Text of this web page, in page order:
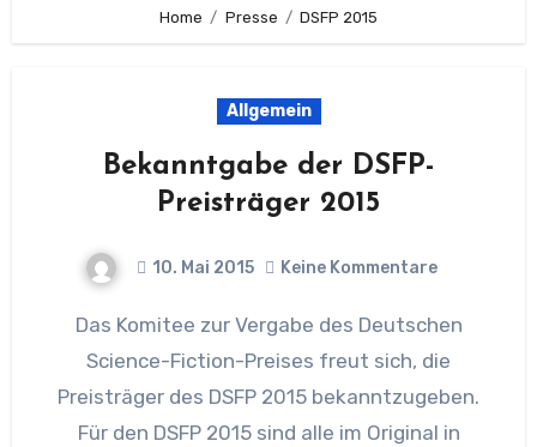
Home Presse DSFP 2015
Allgemein
Bekanntgabe der DSFP-
Preisträger 2015
10. Mai 2015 Keine Kommentare
Das Komitee zur Vergabe des Deutschen
Science-Fiction-Preises freut sich, die
Preisträger des DSFP 2015 bekanntzugeben.
Für den DSFP 2015 sind alle im Original in